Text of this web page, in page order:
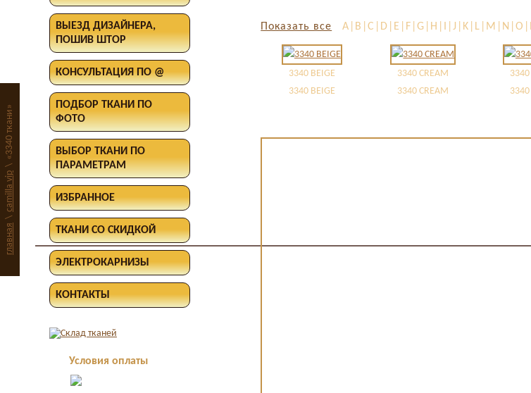
главная
\
camilla vip
\
«3340 ткани»
ВЫЕЗД ДИЗАЙНЕРА,
ПОШИВ ШТОР
КОНСУЛЬТАЦИЯ ПО @
ПОДБОР ТКАНИ ПО
ФОТО
ВЫБОР ТКАНИ ПО
ПАРАМЕТРАМ
ИЗБРАННОЕ
ТКАНИ СО СКИДКОЙ
ЭЛЕКТРОКАРНИЗЫ
КОНТАКТЫ
Условия оплаты
Показать все
3340 BEIGE
3340 BEIGE
3340 CREAM
3340 CREAM